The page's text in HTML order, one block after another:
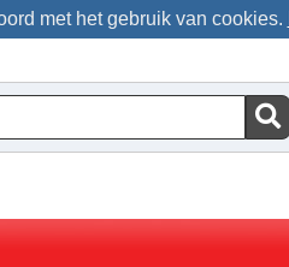
met het gebruik van cookies.